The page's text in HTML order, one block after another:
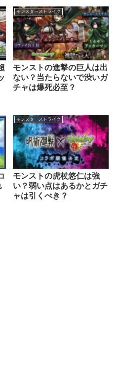
モンスターストライク
モンストの進撃の巨人は出
ない？当たらないで渋いガ
チャは爆死必至？
モンスターストライク
モンストの虎杖悠仁は強
い？弱い点はあるかとガチ
ャは引くべき？